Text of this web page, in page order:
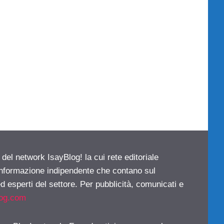
network IsayBlog! la cui rete editoriale
indipendente che contano sul
esperti del settore. Per pubblicità, comunicati e